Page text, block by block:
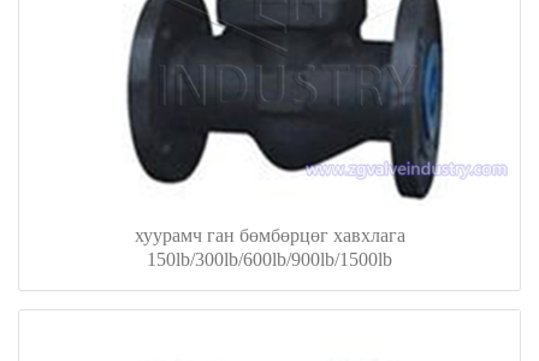
хуурамч ган бөмбөрцөг хавхлага
150lb/300lb/600lb/900lb/1500lb